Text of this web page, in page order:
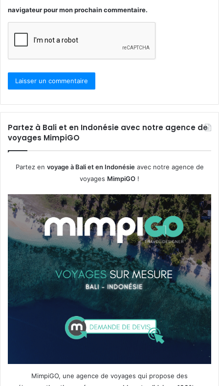
navigateur pour mon prochain commentaire.
Partez à Bali et en Indonésie avec notre agence de
voyages MimpiGO
Partez en voyage à Bali et en Indonésieavec notre agence de
voyages MimpiGO !
MimpiGO, une agence de voyages qui propose des